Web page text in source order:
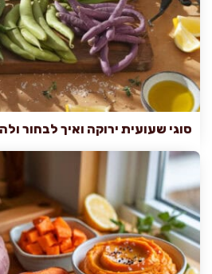
סוגי שעועית ירוקה ואיך לבחור